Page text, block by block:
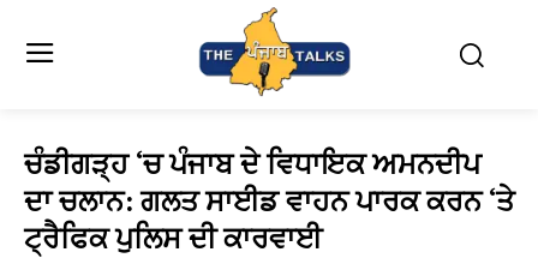
ਚੰਡੀਗੜ੍ਹ ‘ਚ ਪੰਜਾਬ ਦੇ ਵਿਧਾਇਕ ਅਮਨਦੀਪ
ਦਾ ਚਲਾਨ: ਗਲਤ ਸਾਈਡ ਵਾਹਨ ਪਾਰਕ ਕਰਨ ‘ਤੇ
ਟ੍ਰੈਫਿਕ ਪੁਲਿਸ ਦੀ ਕਾਰਵਾਈ